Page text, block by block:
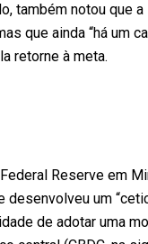
também notou que
que ainda “há um
retorne à meta.
Reserve em
desenvolveu um
de adotar uma